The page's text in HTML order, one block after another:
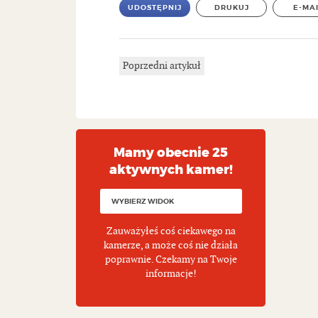
UDOSTĘPNIJ DRUKUJ E-
Poprzedni artykuł
Mamy obecnie 25
aktywnych kamer!
Zauważyłeś coś ciekawego na
kamerze, a może coś nie działa
poprawnie. Czekamy na Twoje
informacje!